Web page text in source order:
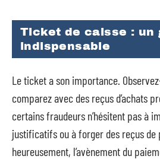
Ticket de caisse : un
indispensable
Le ticket a son importance.
comparez avec des reçus d’achats
certains fraudeurs n’hésitent pas à
justificatifs ou à forger des reçus de
heureusement, l’avènement du